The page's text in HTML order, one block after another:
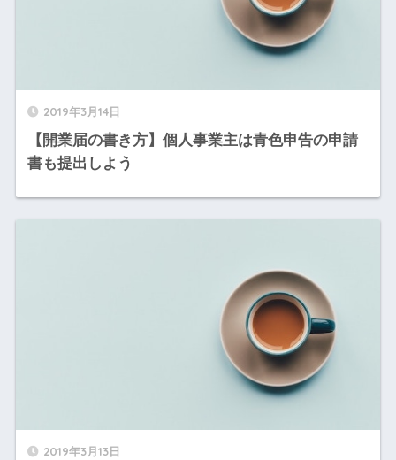
2019年3月14日
【開業届の書き方】個人事業主は青色申告の申請
書も提出しよう
2019年3月13日